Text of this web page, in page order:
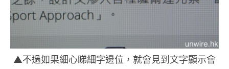
▲不過如果細心睇細字邊位，就會見到文字顯示會